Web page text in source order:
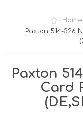
REGISTRIERUNG
ANMELDEN
Home
Paxton 514-326
Paxton
Card